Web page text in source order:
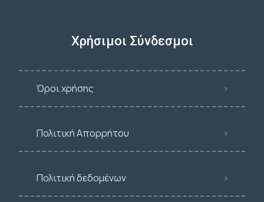
Χρήσιμοι Σύνδεσμοι
Όροι χρήσης
Πολιτική Απορρήτου
Πολιτική δεδομένων